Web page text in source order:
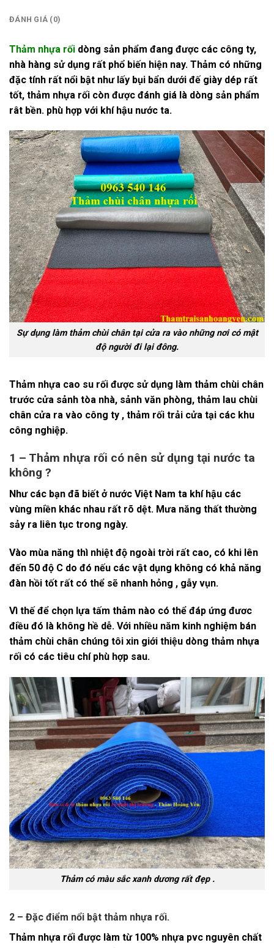
ĐÁNH GIÁ (0)
Thảm nhựa rối dòng sản phẩm đang được các công ty,
nhà hàng sử dụng rất phổ biến hiện nay. Thảm có những
đặc tính rất nổi bật như lấy bụi bẩn dưới đế giày dép rất
tốt, thảm nhựa rối còn được đánh giá là dòng sản phẩm
rât bền. phù hợp với khí hậu nước ta.
Sự dụng làm thảm chùi chân tại cửa ra vào những nơi có mật
độ người đi lại đông.
Thảm nhựa cao su rối được sử dụng làm thảm chùi chân
trước cửa sảnh tòa nhà, sảnh văn phòng, thảm lau chùi
chân cửa ra vào công ty , thảm rối trải cửa tại các khu
công nghiệp.
1 – Thảm nhựa rối có nên sử dụng tại nước ta
không ?
Như các bạn đã biết ở nước Việt Nam ta khí hậu các
vùng miền khác nhau rất rõ dệt. Mưa năng thất thường
sảy ra liên tục trong ngày.
Vào mùa năng thì nhiệt độ ngoài trời rất cao, có khi lên
đến 50 độ C do đó nếu các vật dụng không có khả năng
đàn hồi tốt rất có thể sẽ nhanh hỏng , gẫy vụn.
Vì thế để chọn lựa tấm thảm nào có thể đáp ứng đươc
điều đó là không hề dễ. Với nhiều năm kinh nghiệm bán
thảm chùi chân chúng tôi xin giới thiệu dòng thảm nhựa
rối có các tiêu chí phù hợp sau.
Thảm có màu sắc xanh dương rất đẹp .
2 – Đặc điểm nổi bật thảm nhựa rối.
Thảm nhựa rối được làm từ 100% nhựa pvc nguyên chất